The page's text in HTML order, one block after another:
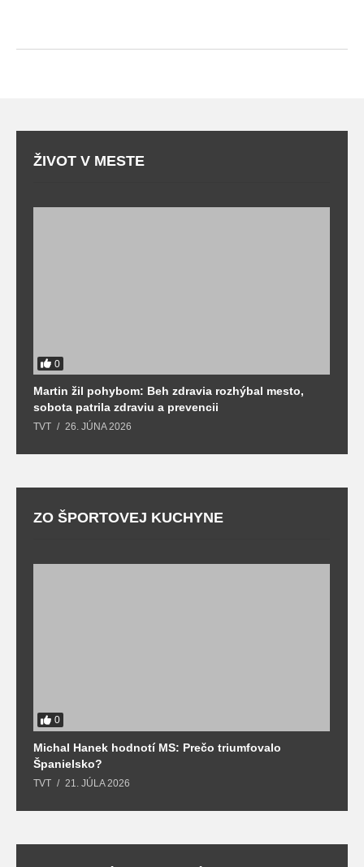
ŽIVOT V MESTE
0
Martin žil pohybom: Beh zdravia rozhýbal mesto,
sobota patrila zdraviu a prevencii
TVT 26. JÚNA 2026
ZO ŠPORTOVEJ KUCHYNE
0
Michal Hanek hodnotí MS: Prečo triumfovalo
Španielsko?
TVT 21. JÚLA 2026